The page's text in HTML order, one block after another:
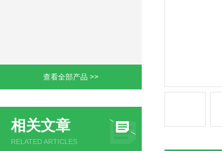
查看全部产品 >>
相关文章
RELATED ARTICLES